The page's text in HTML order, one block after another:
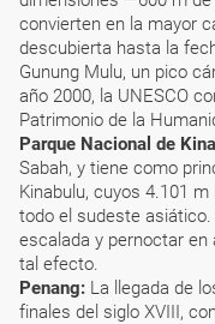
convierten en la mayor
descubierta hasta la
Gunung Mulu, un pico
año 2000, la UNESCO
Patrimonio de la
Parque Nacional de
Sabah, y tiene como
Kinabulu, cuyos 4.101
todo el sudeste
escalada y pernoctar en
tal efecto.
Penang: La llegada de
finales del siglo XVIII,